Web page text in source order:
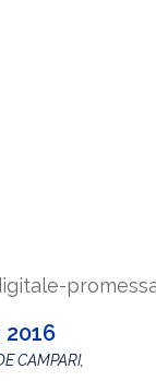
CAMPARI,